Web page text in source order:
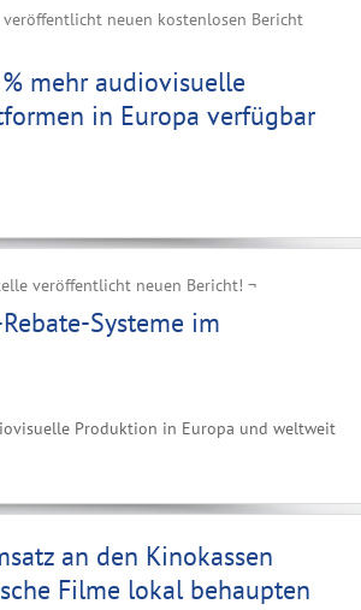
neuen kostenlosen Bericht
mehr audiovisuelle
in Europa verfügbar
veröffentlicht neuen Bericht! ¬
Systeme im
Produktion in Europa und weltweit
an den Kinokassen
Filme lokal behaupten